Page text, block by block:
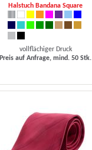
Halstuch Bandana Square
vollflächiger Druck
Preis auf Anfrage, mind. 50 Stk.